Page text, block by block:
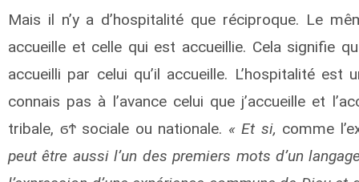
Mais il n’y a d’hospitalité que réciproque. Le
accueille et celle qui est accueillie. Cela signifie
accueilli par celui qu’il accueille. L’hospitalité
connais pas à l’avance celui que j’accueille et
tribale, ϭϮ sociale ou nationale. « Et si, comme
peut être aussi l’un des premiers mots d’un